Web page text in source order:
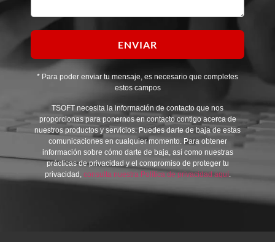
ENVIAR
* Para poder enviar tu mensaje, es necesario que completes
estos campos
TSOFT necesita la información de contacto que nos
proporcionas para ponernos en contacto contigo acerca de
nuestros productos y servicios. Puedes darte de baja de estas
comunicaciones en cualquier momento. Para obtener
información sobre cómo darte de baja, así como nuestras
prácticas de privacidad y el compromiso de proteger tu
privacidad, consulta nuestra Política de privacidad aquí.